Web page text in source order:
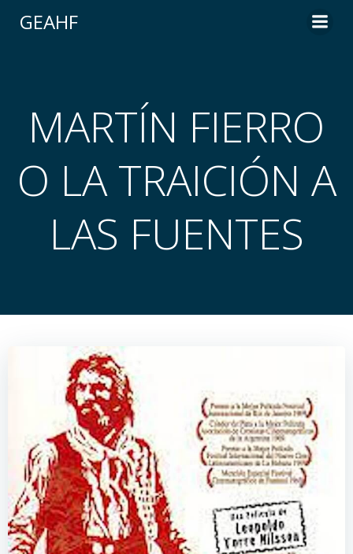
GEAHF
MARTÍN FIERRO
O LA TRAICIÓN A
LAS FUENTES